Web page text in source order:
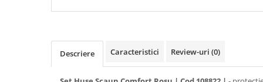
Piese Caroserie
Amortizoare Capota
Descriere Caracteristici Review-uri (0)